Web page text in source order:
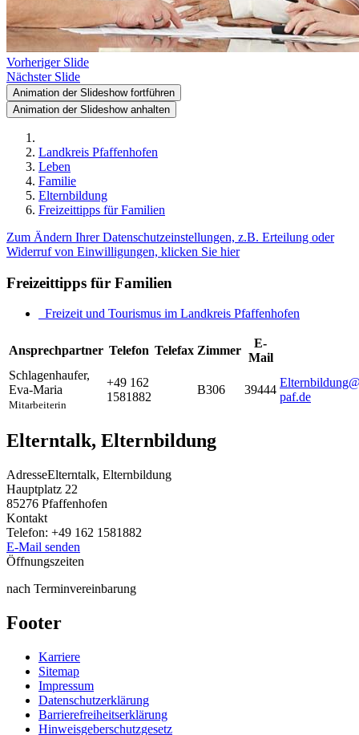
Vorheriger Slide
Nächster Slide
Animation der Slideshow fortführen
Animation der Slideshow anhalten
Landkreis Pfaffenhofen
Leben
Familie
Elternbildung
Freizeittipps für Familien
Zum Ändern Ihrer Datenschutzeinstellungen, z.B. Erteilung oder
Widerruf von Einwilligungen, klicken Sie hier
Freizeittipps für Familien
Freizeit und Tourismus im Landkreis Pfaffenhofen
Ansprechpartner Telefon Telefax Zimmer
E-
Mail
Schlagenhaufer,
Eva-Maria
Mitarbeiterin
+49 162
1581882
B306 39444
paf.de
Elterntalk, Elternbildung
AdresseElterntalk, Elternbildung
Hauptplatz 22
85276 Pfaffenhofen
Kontakt
Telefon: +49 162 1581882
E-Mail senden
Öffnungszeiten
nach Terminvereinbarung
Footer
Karriere
Sitemap
Impressum
Datenschutzerklärung
Barrierefreiheitserklärung
Hinweisgeberschutzgesetz